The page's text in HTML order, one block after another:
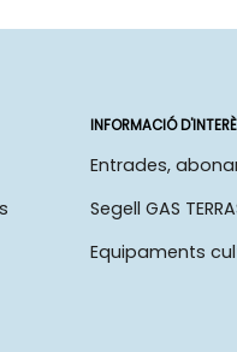
INFORMACIÓ
Entrades,
Segell GAS
Equipaments